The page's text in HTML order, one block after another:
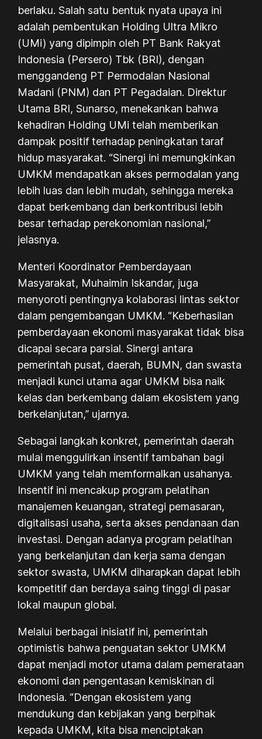
berlaku. Salah satu bentuk nyata upaya ini
adalah pembentukan Holding Ultra Mikro
(UMi) yang dipimpin oleh PT Bank Rakyat
Indonesia (Persero) Tbk (BRI), dengan
menggandeng PT Permodalan Nasional
Madani (PNM) dan PT Pegadaian. Direktur
Utama BRI, Sunarso, menekankan bahwa
kehadiran Holding UMi telah memberikan
dampak positif terhadap peningkatan taraf
hidup masyarakat. “Sinergi ini memungkinkan
UMKM mendapatkan akses permodalan yang
lebih luas dan lebih mudah, sehingga mereka
dapat berkembang dan berkontribusi lebih
besar terhadap perekonomian nasional,”
jelasnya.
Menteri Koordinator Pemberdayaan
Masyarakat, Muhaimin Iskandar, juga
menyoroti pentingnya kolaborasi lintas sektor
dalam pengembangan UMKM. “Keberhasilan
pemberdayaan ekonomi masyarakat tidak bisa
dicapai secara parsial. Sinergi antara
pemerintah pusat, daerah, BUMN, dan swasta
menjadi kunci utama agar UMKM bisa naik
kelas dan berkembang dalam ekosistem yang
berkelanjutan,” ujarnya.
Sebagai langkah konkret, pemerintah daerah
mulai menggulirkan insentif tambahan bagi
UMKM yang telah memformalkan usahanya.
Insentif ini mencakup program pelatihan
manajemen keuangan, strategi pemasaran,
digitalisasi usaha, serta akses pendanaan dan
investasi. Dengan adanya program pelatihan
yang berkelanjutan dan kerja sama dengan
sektor swasta, UMKM diharapkan dapat lebih
kompetitif dan berdaya saing tinggi di pasar
lokal maupun global.
Melalui berbagai inisiatif ini, pemerintah
optimistis bahwa penguatan sektor UMKM
dapat menjadi motor utama dalam pemerataan
ekonomi dan pengentasan kemiskinan di
Indonesia. “Dengan ekosistem yang
mendukung dan kebijakan yang berpihak
kepada UMKM, kita bisa menciptakan